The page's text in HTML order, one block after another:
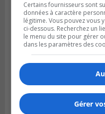
VIEUX-LONGUEUIL
Publié le 3 août 2026 à 14h47
Le Livre bleu
Longueuil
Certains fournisseurs sont
données à caractère
légitime. Vous pouvez vous
ci-dessous. Recherchez un
le menu du site pour gérer
dans les paramètres des
Gérer